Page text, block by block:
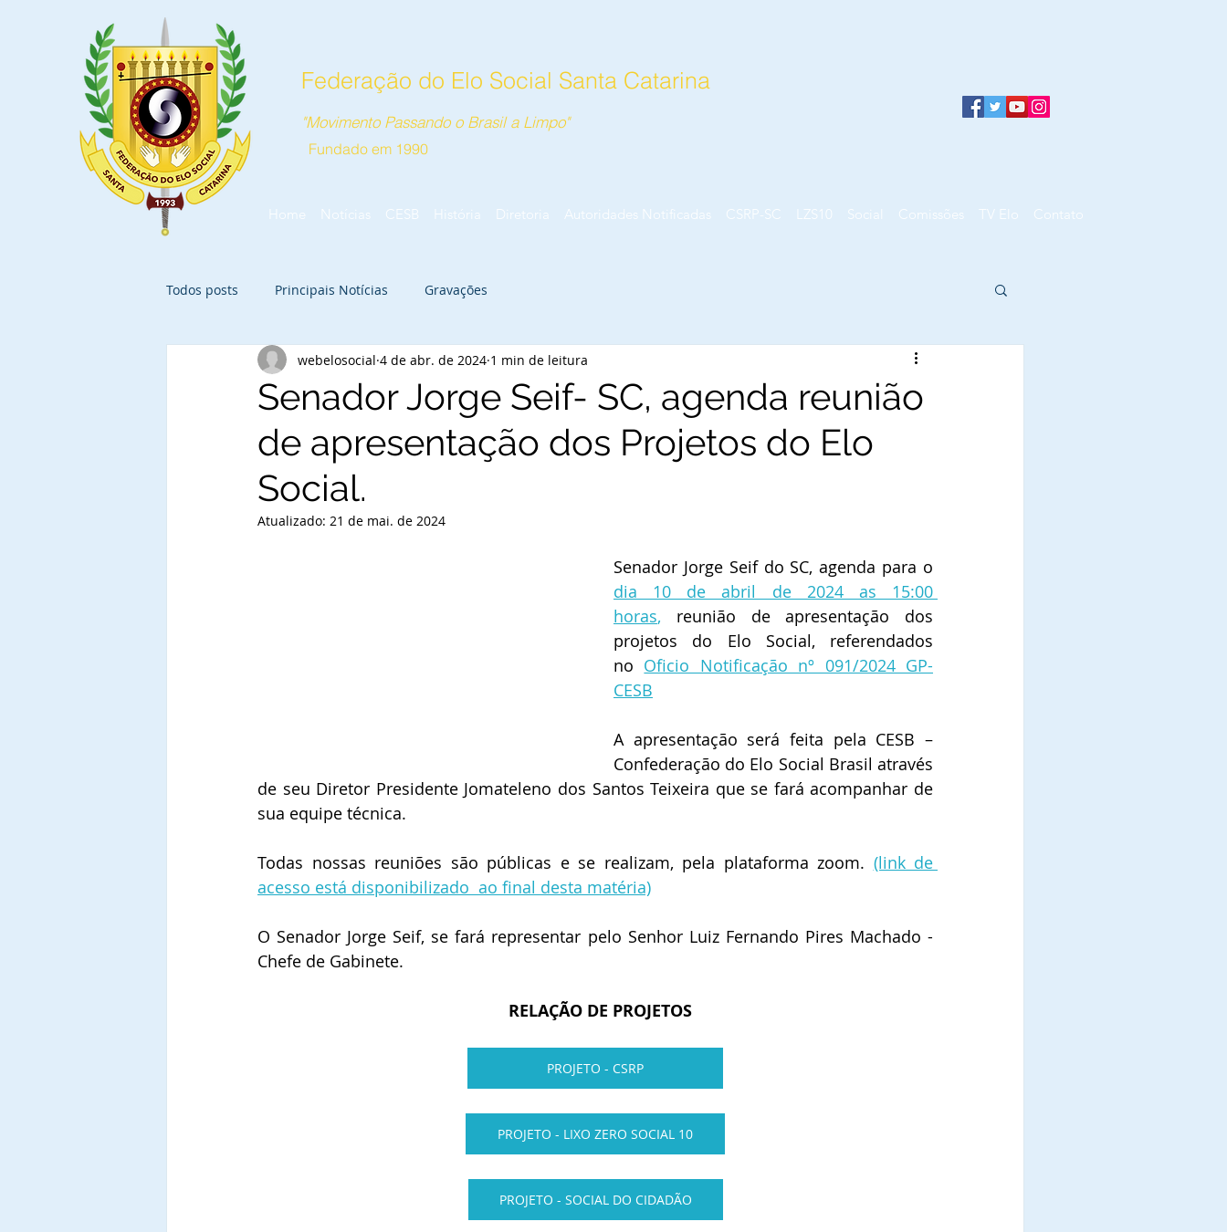
Federação do Elo Social Santa Catarina
"Movimento Passando o Brasil a Limpo"
Fundado em 1990
Home Notícias CESB História Diretoria Autoridades Notificadas CSRP-SC LZS10 Social Comissões TV Elo Contato
Todos posts Principais Notícias Gravações
Senador Jorge Seif- SC, agenda reunião
de apresentação dos Projetos do Elo
Social.
webelosocial 4 de abr. de 2024 1 min de leitura
Atualizado: 21 de mai. de 2024
dia 10 de abril de 2024 as 15:00
horas, reunião de apresentação dos
projetos do Elo Social, referendados
no Oficio Notificação nº 091/2024 GP-
CESB
A apresentação será feita pela CESB –
Confederação do Elo Social Brasil através
de seu Diretor Presidente Jomateleno dos Santos Teixeira que se fará acompanhar de
sua equipe técnica.
Todas nossas reuniões são públicas e se realizam, pela plataforma zoom. (link de
acesso está disponibilizado  ao final desta matéria)
O Senador Jorge Seif, se fará representar pelo Senhor Luiz Fernando Pires Machado -
Chefe de Gabinete.
RELAÇÃO DE PROJETOS
PROJETO - CSRP
PROJETO - LIXO ZERO SOCIAL 10
PROJETO - SOCIAL DO CIDADÃO